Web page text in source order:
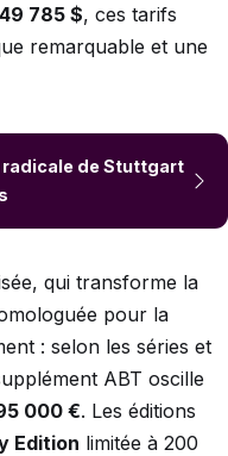
785 $, ces tarifs
remarquable et une
radicale de Stuttgart
qui transforme la
pour la
: selon les séries et
ABT oscille
000 €. Les éditions
Edition limitée à 200